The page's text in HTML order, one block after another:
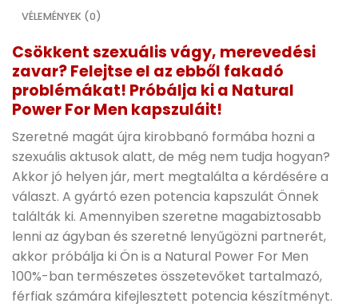
VÉLEMÉNYEK (0)
Csökkent szexuális vágy, merevedési
zavar? Felejtse el az ebből fakadó
problémákat! Próbálja ki a Natural
Power For Men kapszuláit!
Szeretné magát újra kirobbanó formába hozni a
szexuális aktusok alatt, de még nem tudja hogyan?
Akkor jó helyen jár, mert megtalálta a kérdésére a
választ. A gyártó ezen potencia kapszulát Önnek
találták ki. Amennyiben szeretne magabiztosabb
lenni az ágyban és szeretné lenyűgözni partnerét,
akkor próbálja ki Ön is a Natural Power For Men
100%-ban természetes összetevőket tartalmazó,
férfiak számára kifejlesztett potencia készítményt.